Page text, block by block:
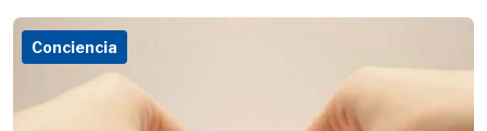
Conciencia